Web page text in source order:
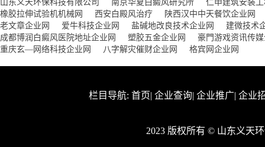
山东义天环保科技有限公司 南京华夏白癜风研究所
仁申建筑安装
橡胶拉伸试验机机械网
西安白殿风治疗
陕西汉中中天餐饮企业网
老文章企业网
爱牛科技企业网 盐碱地改良技术企业网
建微技术
成都博润白癜风医院地址企业网
塑胶五金企业网
豪門游戏资讯传
重庆玄—网络科技企业网
八字解灾催财企业网 格宾网企业网
栏目导航: 首页| 企业查询| 企业推广| 企业
2023 版权所有 © 山东义天